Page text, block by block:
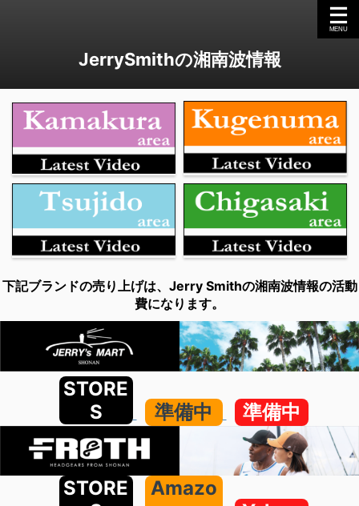
JerrySmithの湘南波情報
下記ブランドの売り上げは、Jerry Smithの湘南波情報の活動
費になります。
STORE
S
準備中 準備中
STORE
Amazo